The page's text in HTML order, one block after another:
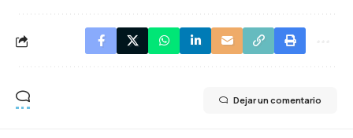
Dejar un comentario